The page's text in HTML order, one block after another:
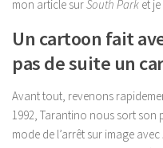
mon article surSouth Park et
Un cartoon fait
pas de suite un
Avant tout, revenons
1992, Tarantino nous sort son
mode de l’arrêt sur image avec